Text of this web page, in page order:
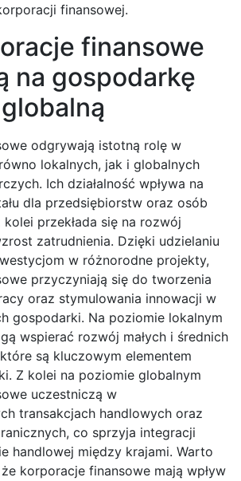
finansowej.
finansowe
na gospodarkę
odgrywają istotną rolę w
lokalnych, jak i globalnych
Ich działalność wpływa na
dla przedsiębiorstw oraz osób
przekłada się na rozwój
zatrudnienia. Dzięki udzielaniu
w różnorodne projekty,
przyczyniają się do tworzenia
oraz stymulowania innowacji w
gospodarki. Na poziomie lokalnym
wspierać rozwój małych i średnich
są kluczowym elementem
Z kolei na poziomie globalnym
uczestniczą w
transakcjach handlowych oraz
co sprzyja integracji
handlowej między krajami. Warto
korporacje finansowe mają wpływ